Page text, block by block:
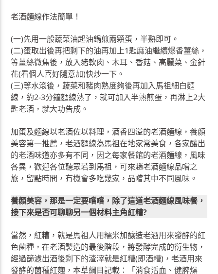
老酒麵線作法簡單！
(一)先用一般蔬菜油起油鍋煎兩顆蛋，半熟即可。
(二)蛋取出後再把剩下的油再加上1匙麻油繼續爆香薑絲，
等薑絲微焦後，放入豬軟肉、木耳、香菇、高麗菜、金針
花(看個人喜好隨意加)快炒一下。
(三)等水滾後，蔬菜和豬肉熟度夠後再加入馬祖細白麵
線，約2-3分鐘麵線熟了，就可加入半熟煎蛋，再淋上2大
匙老酒，就大功告成。
加蛋及麵線以老酒佐以料理，酒香四溢的老酒麵線，養顏
美容第一推薦，老酒麵線為馬祖在地家常美食，各家釀出
的老酒味道亦多有不同，因之每家餐館的老酒麵線，風味
各異，歡迎各位聽眾若到馬祖，可來趟老酒麵線品嚐之
旅，留點時間，有機會多吃幾家，品嚐其中不同風味。
養顏美容，那是一定要嚐嚐，除了這道老酒麵線風味餐，
接下來是否可聊聊另一個材料主角紅糟?
當然，紅糟，就是馬祖人用糯米加釀造老酒用來發酵的紅
色菌種，在老酒製造的最後階段，將發酵完成的衍生物，
經過篩濾出酒後剩下的渣滓就是紅糟(即酒糟)，老酒用來
發酵的菌種紅麴，本草綱目記載：「消食活血、健脾燥